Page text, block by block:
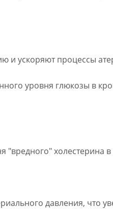
и ускоряют процессы
уровня глюкозы в
холестерина в
давления, что